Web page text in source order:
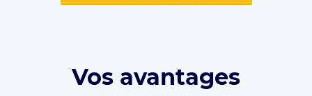
Vos avantages